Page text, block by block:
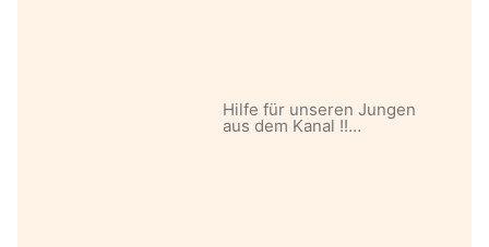
Hilfe für unseren Jungen
aus dem Kanal !!…